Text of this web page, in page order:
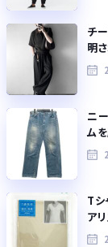
チ
明
ニ
ム
Tシ
ア